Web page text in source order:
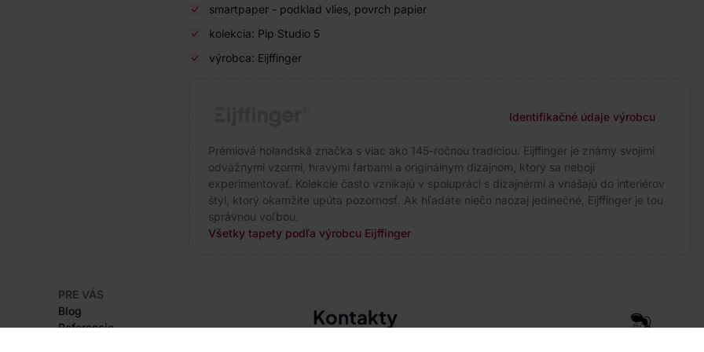
smartpaper - podklad vlies, povrch papier
kolekcia: Pip Studio 5
výrobca: Eijffinger
Identifikačné údaje výrobcu
Prémiová holandská značka s viac ako 145-ročnou tradíciou. Eijffinger je známy svojimi
odvážnymi vzormi, hravými farbami a originálnym dizajnom, ktorý sa nebojí
experimentovať. Kolekcie často vznikajú v spolupráci s dizajnérmi a vnášajú do interiérov
štýl, ktorý okamžite upúta pozornosť. Ak hľadáte niečo naozaj jedinečné, Eijffinger je tou
správnou voľbou.
Všetky tapety podľa výrobcu Eijffinger
PRE VÁS
Blog
Referencie
Kontakty